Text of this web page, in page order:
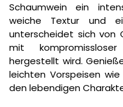
Schaumwein ein
weiche Textur und
unterscheidet sich von
mit
hergestellt wird.
leichten Vorspeisen
den lebendigen